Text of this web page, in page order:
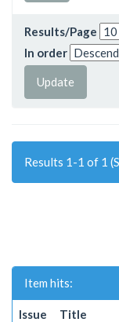
Results/Page
In order
Results 1-1 of 1
Item hits:
Issue
Title